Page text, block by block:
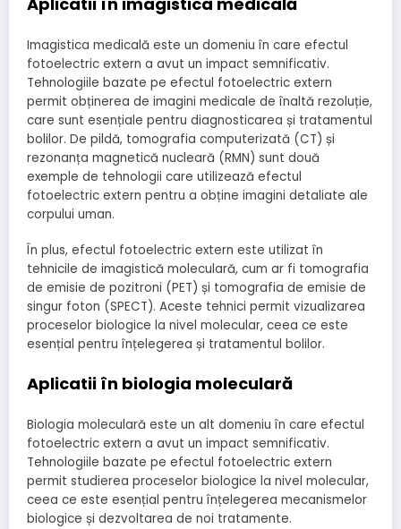
Imagistica medicală este un domeniu în care efectul
fotoelectric extern a avut un impact semnificativ.
Tehnologiile bazate pe efectul fotoelectric extern
permit obținerea de imagini medicale de înaltă rezoluție,
care sunt esențiale pentru diagnosticarea și tratamentul
bolilor. De pildă, tomografia computerizată (CT) și
rezonanța magnetică nucleară (RMN) sunt două
exemple de tehnologii care utilizează efectul
fotoelectric extern pentru a obține imagini detaliate ale
corpului uman.
În plus, efectul fotoelectric extern este utilizat în
tehnicile de imagistică moleculară, cum ar fi tomografia
de emisie de pozitroni (PET) și tomografia de emisie de
singur foton (SPECT). Aceste tehnici permit vizualizarea
proceselor biologice la nivel molecular, ceea ce este
esențial pentru înțelegerea și tratamentul bolilor.
Aplicatii în biologia moleculară
Biologia moleculară este un alt domeniu în care efectul
fotoelectric extern a avut un impact semnificativ.
Tehnologiile bazate pe efectul fotoelectric extern
permit studierea proceselor biologice la nivel molecular,
ceea ce este esențial pentru înțelegerea mecanismelor
biologice și dezvoltarea de noi tratamente.